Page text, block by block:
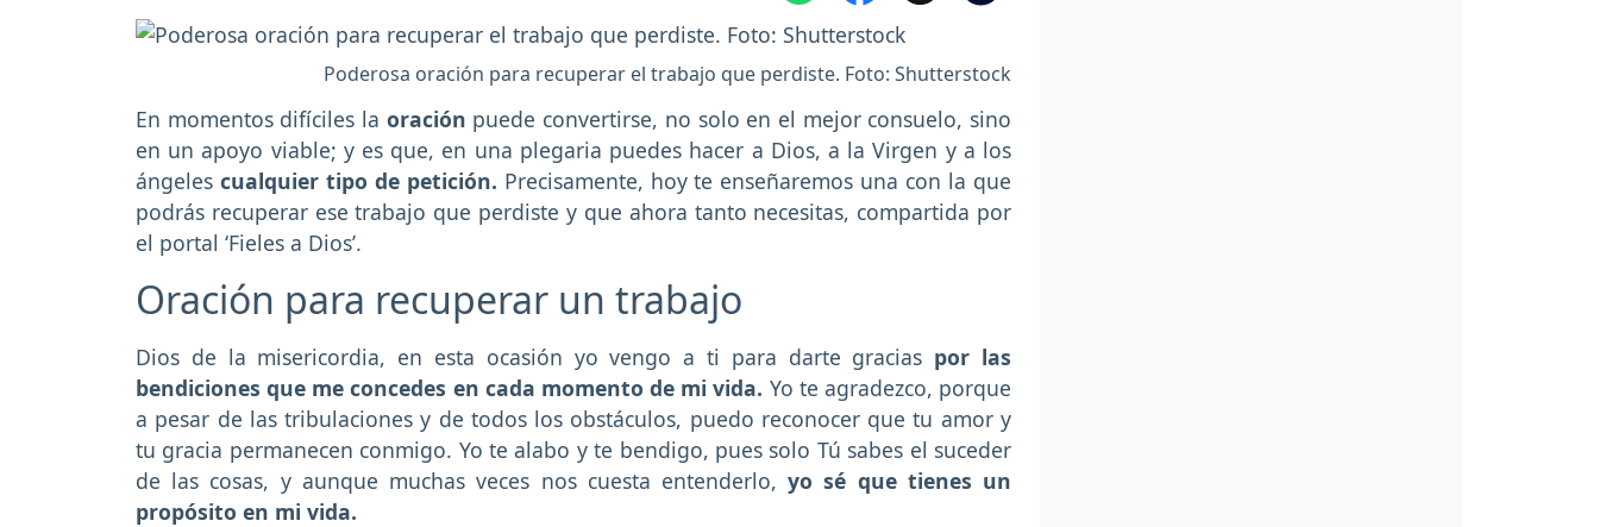
Poderosa oración para recuperar el trabajo que perdiste. Foto: Shutterstock
En momentos difíciles la oración puede convertirse, no solo en el mejor consuelo, sino
en un apoyo viable; y es que, en una plegaria puedes hacer a Dios, a la Virgen y a los
ángeles cualquier tipo de petición. Precisamente, hoy te enseñaremos una con la que
podrás recuperar ese trabajo que perdiste y que ahora tanto necesitas, compartida por
el portal ‘Fieles a Dios’.
Oración para recuperar un trabajo
Dios de la misericordia, en esta ocasión yo vengo a ti para darte gracias por las
bendiciones que me concedes en cada momento de mi vida. Yo te agradezco, porque
a pesar de las tribulaciones y de todos los obstáculos, puedo reconocer que tu amor y
tu gracia permanecen conmigo. Yo te alabo y te bendigo, pues solo Tú sabes el suceder
de las cosas, y aunque muchas veces nos cuesta entenderlo, yo sé que tienes un
propósito en mi vida.